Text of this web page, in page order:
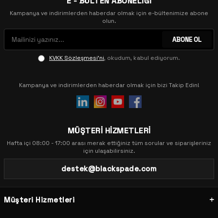
Kampanya ve indirimlerden haberdar olmak için e-bültenimize abone
olun.
ABONE OL
KVKK Sözleşmesi'ni, okudum, kabul ediyorum.
Kampanya ve indirimlerden haberdar olmak için bizi Takip Edin!
MÜŞTERİ HİZMETLERİ
Hafta içi 08:00 - 17:00 arası merak ettiğiniz tüm sorular ve siparişleriniz
için ulaşabilirsiniz.
destek@blackspade.com
Müşteri Hizmetleri